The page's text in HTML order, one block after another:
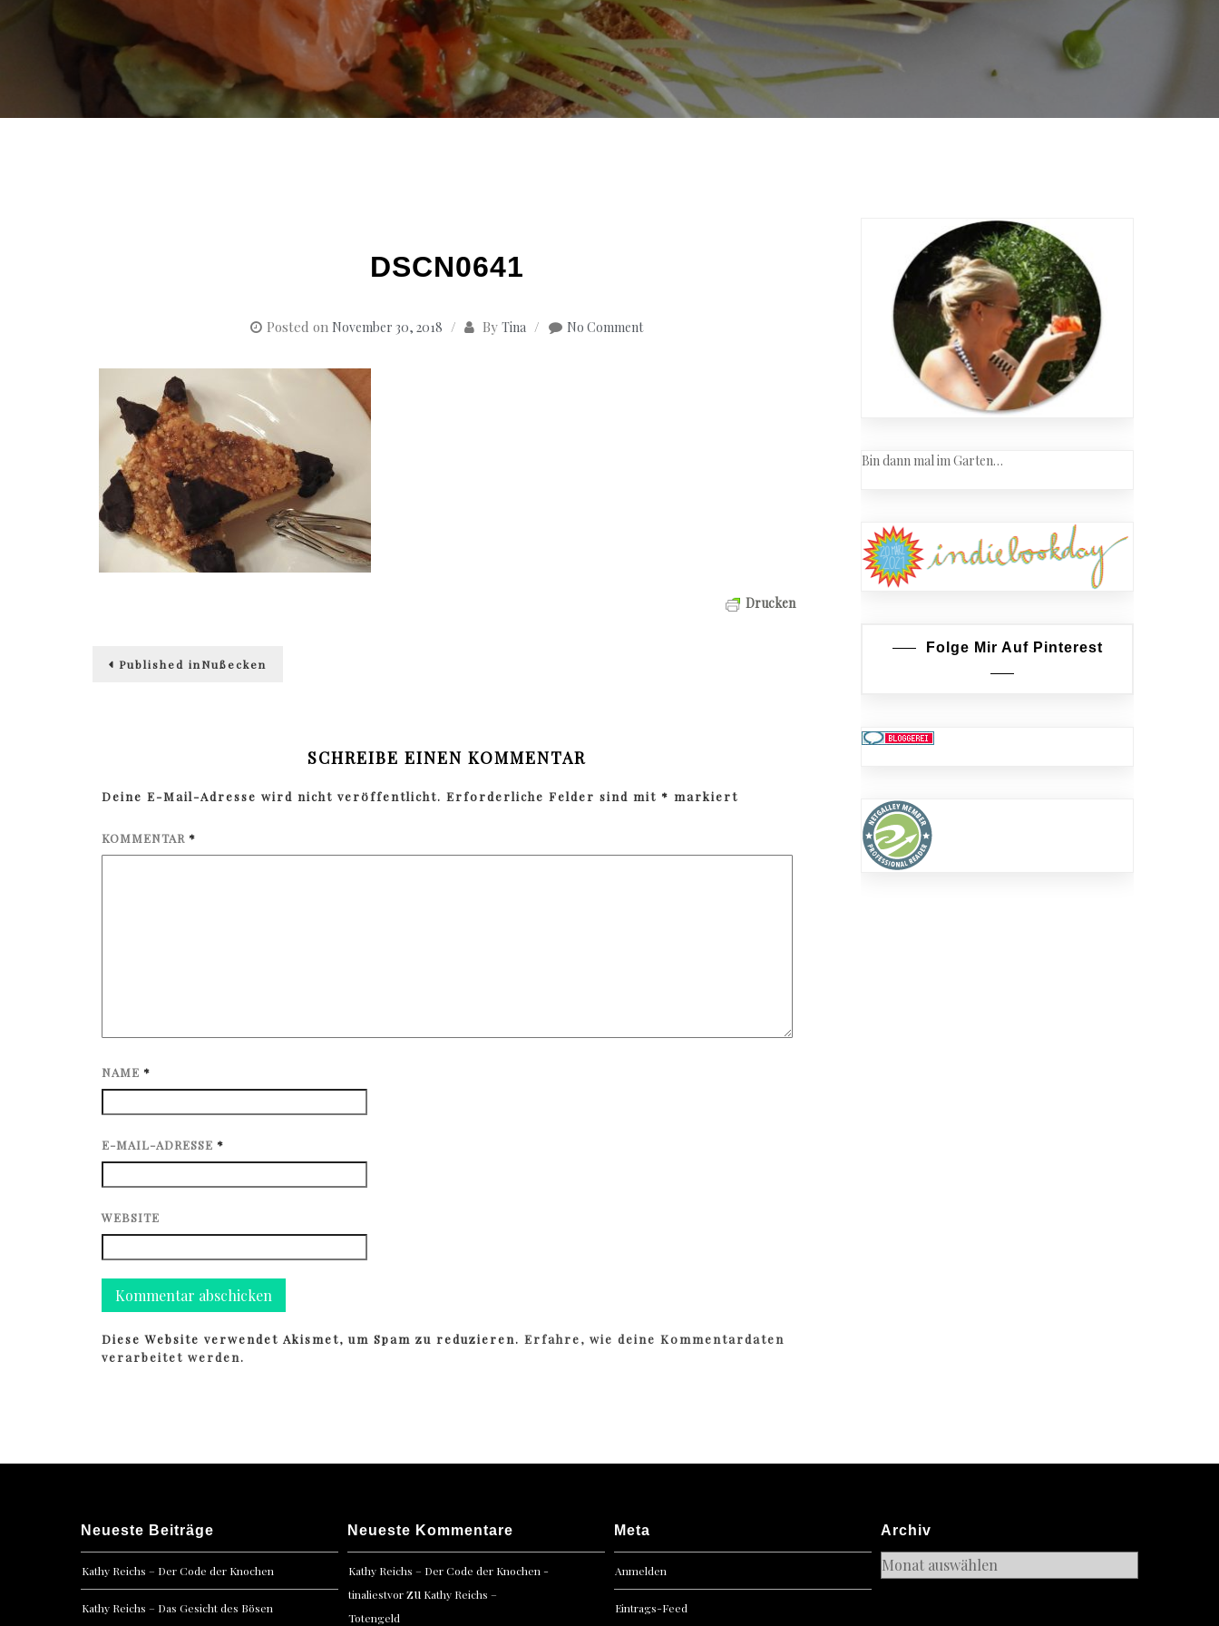
DSCN0641
Posted on November 30, 2018 By Tina No Comment
Drucken
Beitragsnavigation
Published inNußecken
SCHREIBE EINEN KOMMENTAR
Deine E-Mail-Adresse wird nicht veröffentlicht. Erforderliche Felder sind mit * markiert
KOMMENTAR *
NAME *
E-MAIL-ADRESSE *
WEBSITE
Diese Website verwendet Akismet, um Spam zu reduzieren.Erfahre, wie deine Kommentardaten
verarbeitet werden.
Bin dann mal im Garten…
Folge Mir Auf Pinterest
Neueste Beiträge
Kathy Reichs – Der Code der Knochen
Kathy Reichs – Das Gesicht des Bösen
Neueste Kommentare
Kathy Reichs – Der Code der Knochen -
tinaliestvorzu Kathy Reichs –
Totengeld
Meta
Anmelden
Eintrags-Feed
Archiv
Archiv